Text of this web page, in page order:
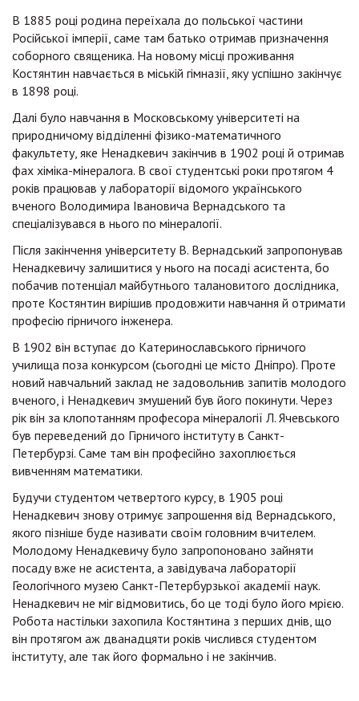
В 1885 році родина переїхала до польської частини
Російської імперії, саме там батько отримав призначення
соборного священика. На новому місці проживання
Костянтин навчається в міській гімназії, яку успішно закінчує
в 1898 році.
Далі було навчання в Московському університеті на
природничому відділенні фізико-математичного
факультету, яке Ненадкевич закінчив в 1902 році й отримав
фах хіміка-мінералога. В свої студентські роки протягом 4
років працював у лабораторії відомого українського
вченого Володимира Івановича Вернадського та
спеціалізувався в нього по мінералогії.
Після закінчення університету В. Вернадський запропонував
Ненадкевичу залишитися у нього на посаді асистента, бо
побачив потенціал майбутнього талановитого дослідника,
проте Костянтин вирішив продовжити навчання й отримати
професію гірничого інженера.
В 1902 він вступає до Катеринославського гірничого
училища поза конкурсом (сьогодні це місто Дніпро). Проте
новий навчальний заклад не задовольнив запитів молодого
вченого, і Ненадкевич змушений був його покинути. Через
рік він за клопотанням професора мінералогії Л. Ячевського
був переведений до Гірничого інституту в Санкт-
Петербурзі. Саме там він професійно захоплюється
вивченням математики.
Будучи студентом четвертого курсу, в 1905 році
Ненадкевич знову отримує запрошення від Вернадського,
якого пізніше буде називати своїм головним вчителем.
Молодому Ненадкевичу було запропоновано зайняти
посаду вже не асистента, а завідувача лабораторії
Геологічного музею Санкт-Петербурзької академії наук.
Ненадкевич не міг відмовитись, бо це тоді було його мрією.
Робота настільки захопила Костянтина з перших днів, що
він протягом аж дванадцяти років числився студентом
інституту, але так його формально і не закінчив.